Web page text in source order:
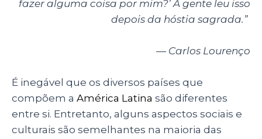
k
fazer alguma coisa por mim?’ A gente leu isso
depois da hóstia sagrada.”
— Carlos Lourenço
É inegável que os diversos países que
compõem a América Latina são diferentes
entre si. Entretanto, alguns aspectos sociais e
culturais são semelhantes na maioria das